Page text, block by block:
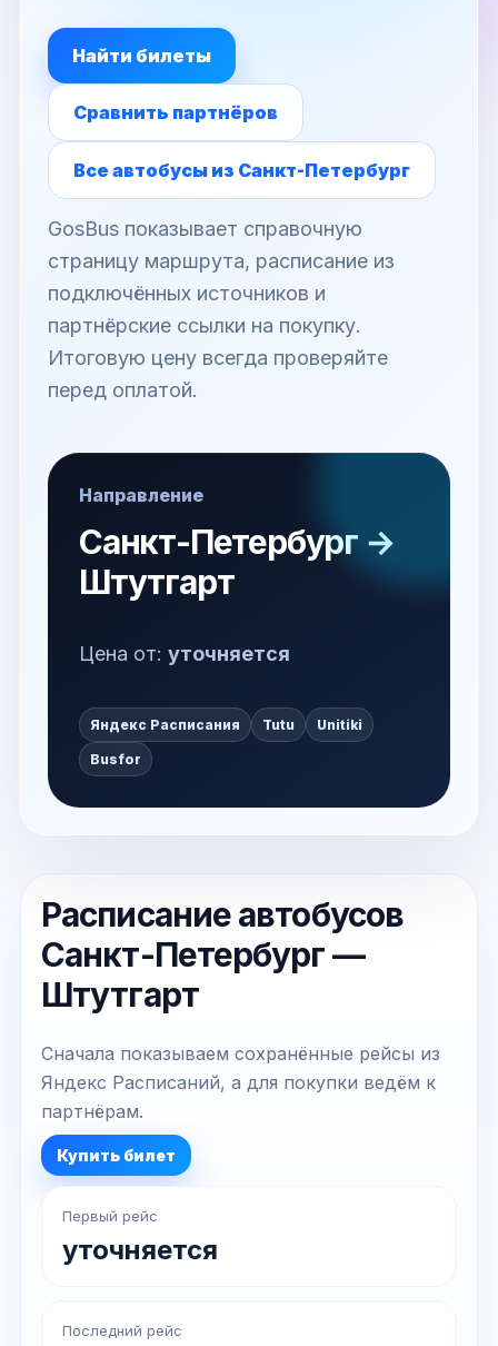
Найти билеты
Сравнить партнёров
Все автобусы из Санкт-Петербург
GosBus показывает справочную
страницу маршрута, расписание из
подключённых источников и
партнёрские ссылки на покупку.
Итоговую цену всегда проверяйте
перед оплатой.
Направление
Санкт-Петербург →
Штутгарт
Цена от: уточняется
Яндекс Расписания Tutu Unitiki
Busfor
Расписание автобусов
Санкт-Петербург —
Штутгарт
Сначала показываем сохранённые рейсы из
Яндекс Расписаний, а для покупки ведём к
партнёрам.
Купить билет
Первый рейс
уточняется
Последний рейс